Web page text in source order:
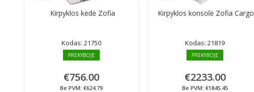
Kirpyklos kėdė Zofia
Kodas:21750
PREKYBOJE
€756.00
Be PVM: €624.79
Kirpyklos konsolė Zofia Cargo
Kodas:21819
PREKYBOJE
€2233.00
Be PVM: €1845.45